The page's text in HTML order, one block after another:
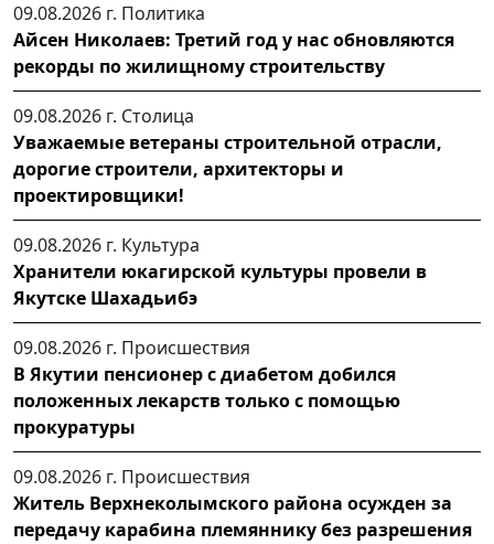
09.08.2026 г. Политика
Айсен Николаев: Третий год у нас обновляются
рекорды по жилищному строительству
09.08.2026 г. Столица
Уважаемые ветераны строительной отрасли,
дорогие строители, архитекторы и
проектировщики!
09.08.2026 г. Культура
Хранители юкагирской культуры провели в
Якутске Шахадьибэ
09.08.2026 г. Происшествия
В Якутии пенсионер с диабетом добился
положенных лекарств только с помощью
прокуратуры
09.08.2026 г. Происшествия
Житель Верхнеколымского района осужден за
передачу карабина племяннику без разрешения